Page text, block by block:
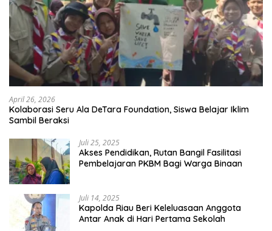
April 26, 2026
Kolaborasi Seru Ala DeTara Foundation, Siswa Belajar Iklim
Sambil Beraksi
Juli 25, 2025
Akses Pendidikan, Rutan Bangil Fasilitasi
Pembelajaran PKBM Bagi Warga Binaan
Juli 14, 2025
Kapolda Riau Beri Keleluasaan Anggota
Antar Anak di Hari Pertama Sekolah